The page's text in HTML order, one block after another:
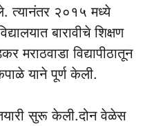
त्यानंतर २०१५ मध्ये
बारावीचे शिक्षण
मराठवाडा विद्यापीठातून
याने पूर्ण केली.
तयारी सुरू केली.दोन वेळेस